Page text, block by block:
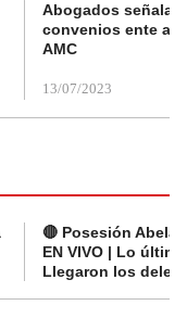
Abogados
convenios ente
AMC
13/07/2023
🔴 Posesión
EN VIVO | Lo
Llegaron los